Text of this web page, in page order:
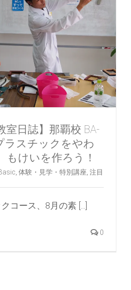
室日誌】那覇校 BA-
ラスチックをやわ
もけいを作ろう！
体験・見学・特別講座 注目
コース、8月の素 [...]
0